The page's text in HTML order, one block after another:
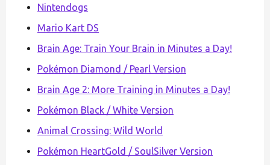
Nintendogs
Mario Kart DS
Brain Age: Train Your Brain in Minutes a Day!
Pokémon Diamond / Pearl Version
Brain Age 2: More Training in Minutes a Day!
Pokémon Black / White Version
Animal Crossing: Wild World
Pokémon HeartGold / SoulSilver Version